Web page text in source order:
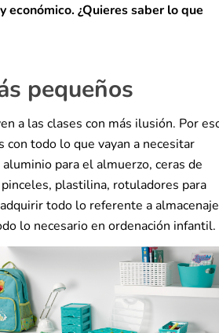
económico. ¿Quieres saber lo que
pequeños
a las clases con más ilusión. Por
con todo lo que vayan a necesitar
para el almuerzo, ceras de
plastilina, rotuladores para
todo lo referente a almacenaje
lo necesario en ordenación infantil.